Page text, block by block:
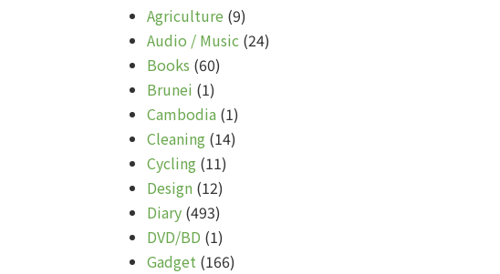
Agriculture (9)
Audio / Music (24)
Books (60)
Brunei (1)
Cambodia (1)
Cleaning (14)
Cycling (11)
Design (12)
Diary (493)
DVD/BD (1)
Gadget (166)